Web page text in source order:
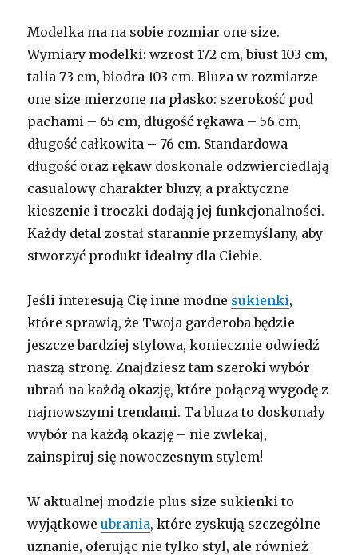
Modelka ma na sobie rozmiar one size.
Wymiary modelki: wzrost 172 cm, biust 103 cm,
talia 73 cm, biodra 103 cm. Bluza w rozmiarze
one size mierzone na płasko: szerokość pod
pachami – 65 cm, długość rękawa – 56 cm,
długość całkowita – 76 cm. Standardowa
długość oraz rękaw doskonale odzwierciedlają
casualowy charakter bluzy, a praktyczne
kieszenie i troczki dodają jej funkcjonalności.
Każdy detal został starannie przemyślany, aby
stworzyć produkt idealny dla Ciebie.
Jeśli interesują Cię inne modne sukienki,
które sprawią, że Twoja garderoba będzie
jeszcze bardziej stylowa, koniecznie odwiedź
naszą stronę. Znajdziesz tam szeroki wybór
ubrań na każdą okazję, które połączą wygodę z
najnowszymi trendami. Ta bluza to doskonały
wybór na każdą okazję – nie zwlekaj,
zainspiruj się nowoczesnym stylem!
W aktualnej modzie plus size sukienki to
wyjątkoweubrania, które zyskują szczególne
uznanie, oferując nie tylko styl, ale również